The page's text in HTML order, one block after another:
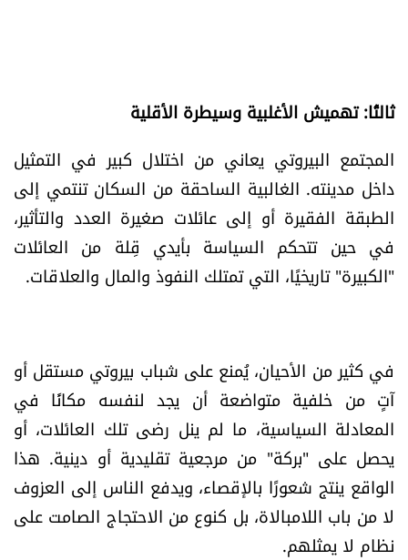
ثالثًا: تهميش الأغلبية وسيطرة الأقلية
المجتمع البيروتي يعاني من اختلال كبير في التمثيل
داخل مدينته. الغالبية الساحقة من السكان تنتمي إلى
الطبقة الفقيرة أو إلى عائلات صغيرة العدد والتأثير،
في حين تتحكم السياسة بأيدي قِلة من العائلات
"الكبيرة" تاريخيًا، التي تمتلك النفوذ والمال والعلاقات.
في كثير من الأحيان، يُمنع على شباب بيروتي مستقل أو
آتٍ من خلفية متواضعة أن يجد لنفسه مكانًا في
المعادلة السياسية، ما لم ينل رضى تلك العائلات، أو
يحصل على "بركة" من مرجعية تقليدية أو دينية. هذا
الواقع ينتج شعورًا بالإقصاء، ويدفع الناس إلى العزوف
لا من باب اللامبالاة، بل كنوع من الاحتجاج الصامت على
نظام لا يمثلهم.